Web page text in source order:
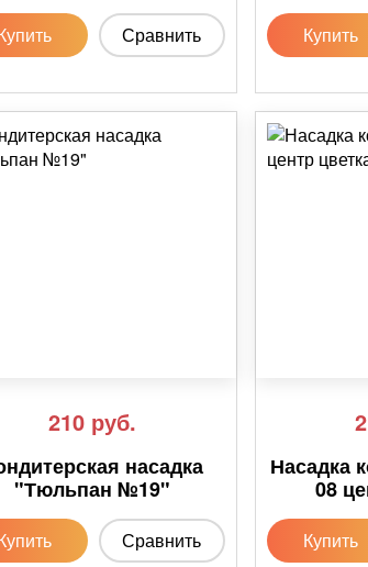
Сравнить Купить
210 руб.
насадка
"Тюльпан №19"
Сравнить
Насадка
08
Купить